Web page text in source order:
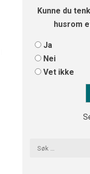
Kunne du
husrom
Ja
Nei
Vet ikke